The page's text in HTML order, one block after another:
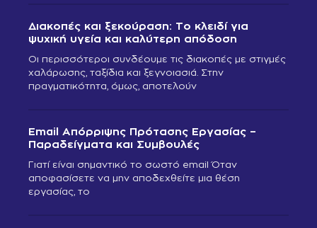
Διακοπές και ξεκούραση: Το κλειδί για
ψυχική υγεία και καλύτερη απόδοση
Οι περισσότεροι συνδέουμε τις διακοπές με στιγμές
χαλάρωσης, ταξίδια και ξεγνοιασιά. Στην
πραγματικότητα, όμως, αποτελούν
Email Απόρριψης Πρότασης Εργασίας –
Παραδείγματα και Συμβουλές
Γιατί είναι σημαντικό το σωστό email Όταν
αποφασίσετε να μην αποδεχθείτε μια θέση
εργασίας, το